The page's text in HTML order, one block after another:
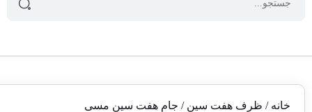
خانه / ظرف هفت سین / جام هفت سین مسی